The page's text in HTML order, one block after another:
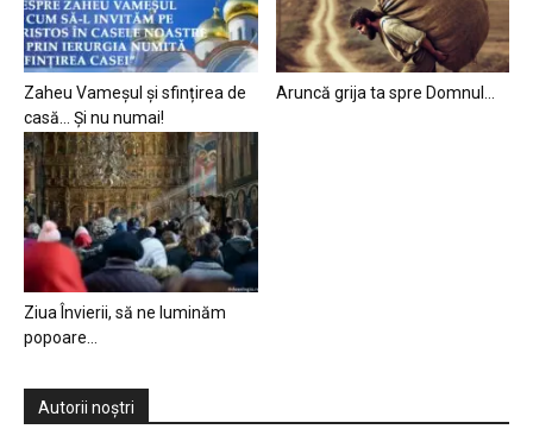
Zaheu Vameșul și sfințirea de
casă… Și nu numai!
Aruncă grija ta spre Domnul…
Ziua Învierii, să ne luminăm
popoare…
Autorii noștri